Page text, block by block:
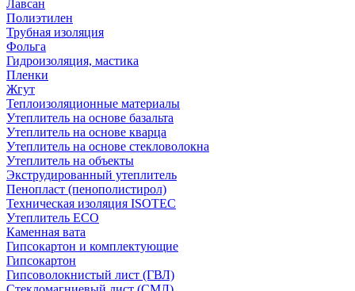
Лавсан
Полиэтилен
Трубная изоляция
Фольга
Гидроизоляция, мастика
Пленки
Жгут
Теплоизоляционные материалы
Утеплитель на основе базальта
Утеплитель на основе кварца
Утеплитель на основе стекловолокна
Утеплитель на объекты
Экструдированный утеплитель
Пенопласт (пенополистирол)
Техническая изоляция ISOTEC
Утеплитель ECO
Каменная вата
Гипсокартон и комплектующие
Гипсокартон
Гипсоволокнистый лист (ГВЛ)